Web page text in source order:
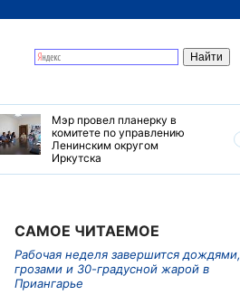
Мэр провел планерку в
комитете по управлению
Ленинским округом
Иркутска
САМОЕ ЧИТАЕМОЕ
Рабочая неделя завершится дождями,
грозами и 30-градусной жарой в
Приангарье